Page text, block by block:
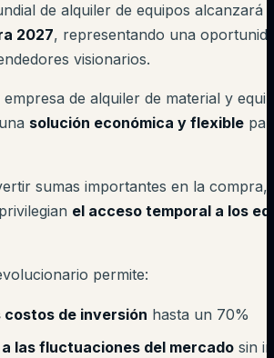
de alquiler de equipos alcanzará
2027, representando una
visionarios.
de alquiler de material y
solución económica y flexible
sumas importantes en la
el acceso temporal a los
permite:
costos de inversión hasta un 70%
las fluctuaciones del mercado sin